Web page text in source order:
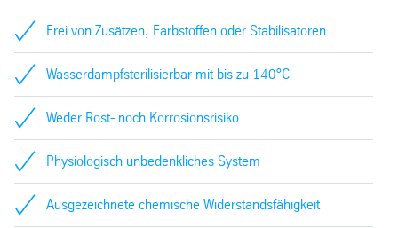
Frei von Zusätzen, Farbstoffen oder Stabilisatoren
Wasserdampfsterilisierbar mit bis zu 140°C
Weder Rost- noch Korrosionsrisiko
Physiologisch unbedenkliches System
Ausgezeichnete chemische Widerstandsfähigkeit